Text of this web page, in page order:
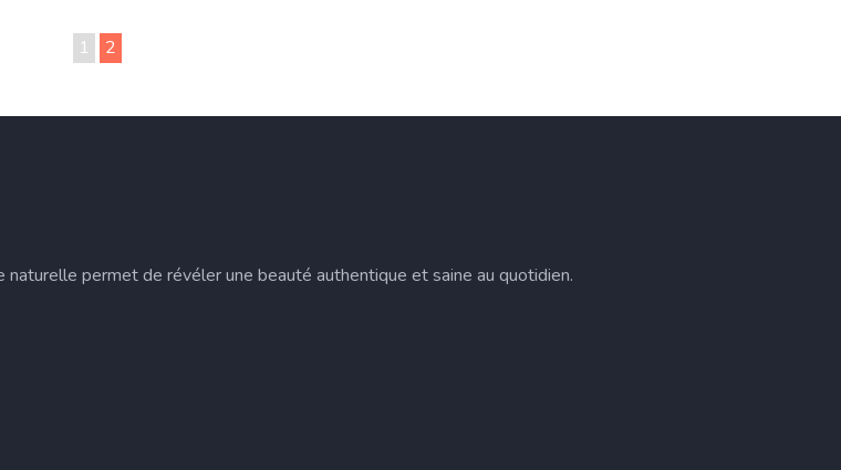
1 2
permet de révéler une beauté authentique et saine au quotidien.